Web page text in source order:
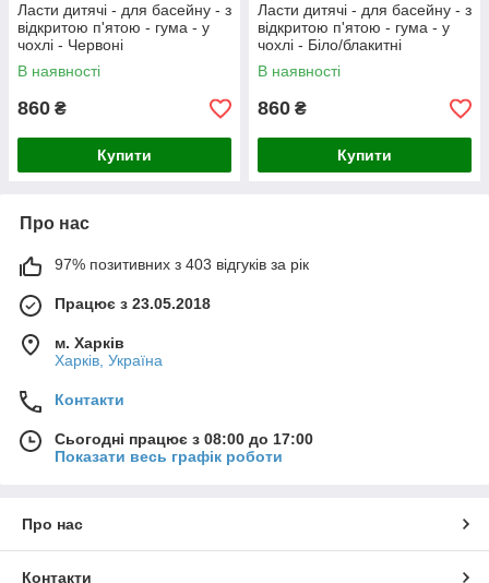
Ласти дитячі - для басейну - з
відкритою п'ятою - гума - у
чохлі - Червоні
В наявності
860 ₴
Купити
Ласти дитячі - для басейну - з
відкритою п'ятою - гума - у
чохлі - Біло/блакитні
В наявності
860 ₴
Купити
Про нас
97% позитивних з 403 відгуків за рік
Працює з 23.05.2018
м. Харків
Харків, Україна
Контакти
Сьогодні працює з 08:00 до 17:00
Показати весь графік роботи
Про нас
Контакти